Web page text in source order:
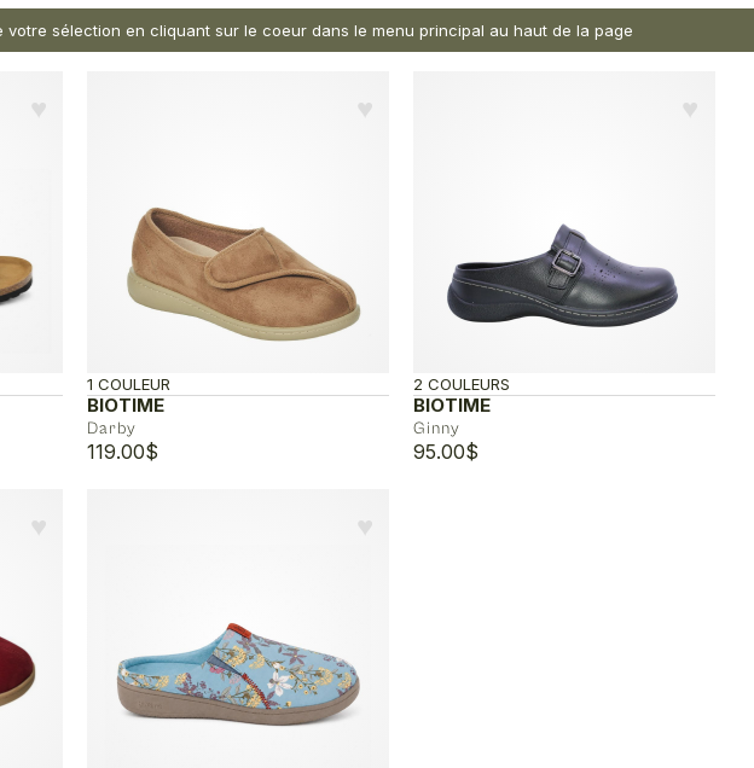
sélection en cliquant sur le coeur dans le menu principal au haut de la page
♥︎ ♥︎
BIOTIME
Darby
1 COULEUR
119.00$
♥︎
BIOTIME
Ginny
2 COULEURS
95.00$
♥︎ ♥︎